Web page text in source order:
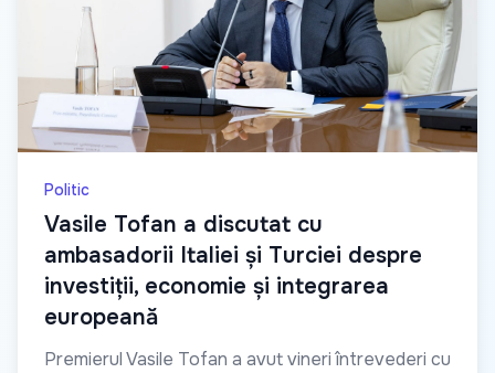
Politic
Vasile Tofan a discutat cu
ambasadorii Italiei și Turciei despre
investiții, economie și integrarea
europeană
Premierul Vasile Tofan a avut vineri întrevederi cu